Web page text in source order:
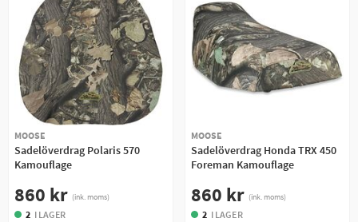
MOOSE
Sadelöverdrag Polaris 570
Kamouflage
860 kr (ink. moms)
2 I LAGER
MOOSE
Sadelöverdrag Honda TRX 450
Foreman Kamouflage
860 kr (ink. moms)
2 I LAGER